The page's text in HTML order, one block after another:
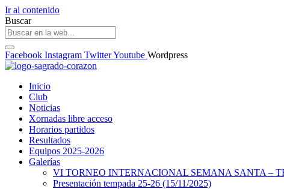
Ir al contenido
Buscar
Facebook Instagram TwitterYoutube Wordpress
Inicio
Club
Noticias
Xornadas libre acceso
Horarios partidos
Resultados
Equipos 2025-2026
Galerías
VI TORNEO INTERNACIONAL SEMANA SANTA –
Presentación tempada 25-26 (15/11/2025)